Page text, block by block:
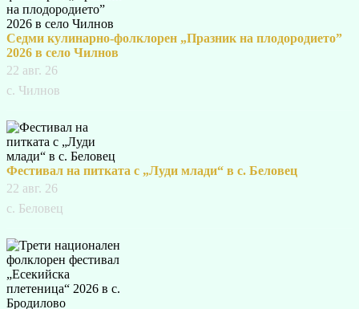
Седми кулинарно-фолклорен „Празник на плодородието”
2026 в село Чилнов
22 авг. 26
с. Чилнов
Фестивал на питката с „Луди млади“ в с. Беловец
22 авг. 26
с. Беловец